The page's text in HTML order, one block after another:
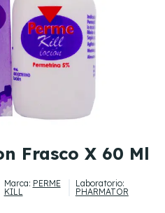
Frasco X 60 Ml
Marca: PERME
KILL
Laboratorio:
PHARMATOR